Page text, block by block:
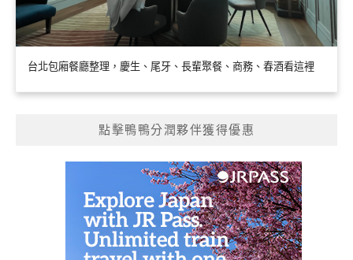
台北包廂餐廳整理，慶生、尾牙、長輩聚餐、商務、春酒看這裡
點擊鴨鴨分潤夥伴獲得優惠